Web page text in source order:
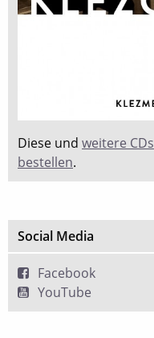
Diese und weitere CDs
bestellen.
Social Media
Facebook
YouTube